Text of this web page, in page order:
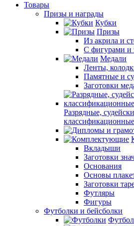
Товары
Призы и награды
Кубки
Призы
Из акрила и
С фигурами и
Медали
Ленты,
Памятные и
Заготовки
Разрядные,
Вкладыши
Заготовки
Основания
Основы
Заготовки
Футляры
Фигуры
Футболки и бейсболки